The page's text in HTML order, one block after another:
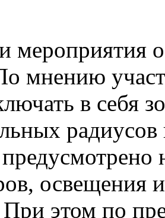
мероприятия
мнению
в себя
освещения
При этом по